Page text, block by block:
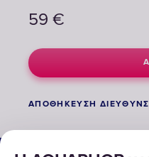
59 €
ΑΠΟΘΉΚΕΥΣΗ
ΟΙΚΙΑΚΕΣ &